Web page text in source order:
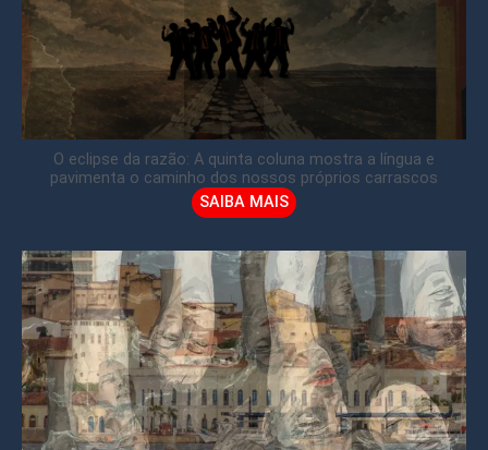
O eclipse da razão: A quinta coluna mostra a língua e
pavimenta o caminho dos nossos próprios carrascos
SAIBA MAIS